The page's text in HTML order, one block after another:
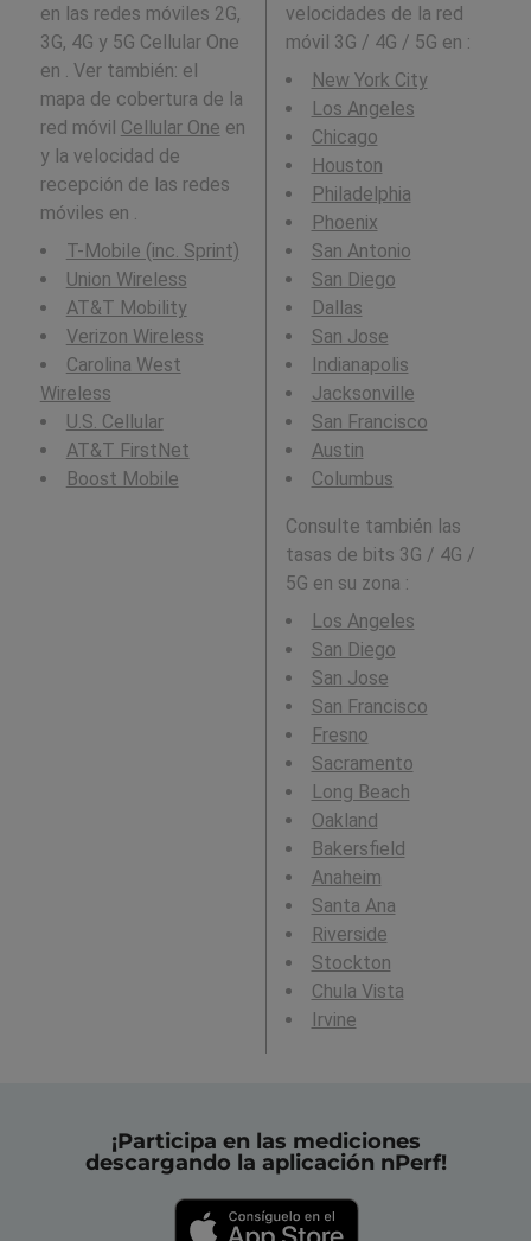
en las redes móviles 2G,
3G, 4G y 5G Cellular One
en . Ver también: el
mapa de cobertura de la
red móvil Cellular One en
y la velocidad de
recepción de las redes
móviles en .
T-Mobile (inc. Sprint)
Union Wireless
AT&T Mobility
Verizon Wireless
Carolina West
Wireless
U.S. Cellular
AT&T FirstNet
Boost Mobile
velocidades de la red
móvil 3G / 4G / 5G en :
New York City
Los Angeles
Chicago
Houston
Philadelphia
Phoenix
San Antonio
San Diego
Dallas
San Jose
Indianapolis
Jacksonville
San Francisco
Austin
Columbus
Consulte también las
tasas de bits 3G / 4G /
5G en su zona :
Los Angeles
San Diego
San Jose
San Francisco
Fresno
Sacramento
Long Beach
Oakland
Bakersfield
Anaheim
Santa Ana
Riverside
Stockton
Chula Vista
Irvine
¡Participa en las mediciones
descargando la aplicación nPerf!